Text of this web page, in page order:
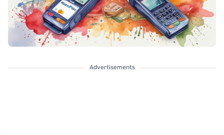
Advertisements